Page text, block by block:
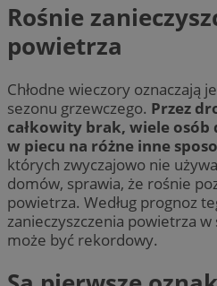
Rośnie
powietrza
Chłodne wieczory oznaczają
sezonu grzewczego. Przez
całkowity brak, wiele osób
w piecu na różne inne
których zwyczajowo nie
domów, sprawia, że rośnie
powietrza. Według prognoz
zanieczyszczenia powietrza
może być rekordowy.